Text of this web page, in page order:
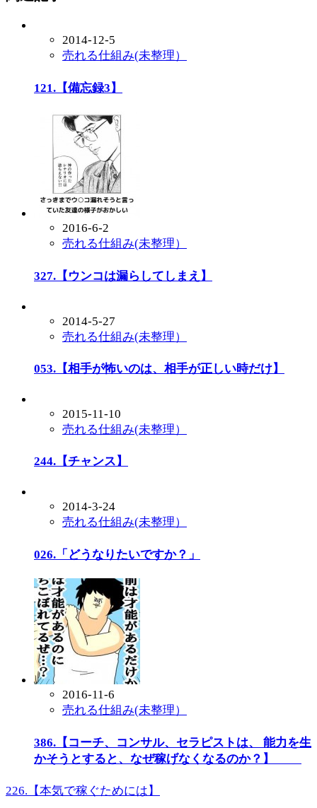
2014-12-5
売れる仕組み(未整理）
121.【備忘録3】
2016-6-2
売れる仕組み(未整理）
327.【ウンコは漏らしてしまえ】
2014-5-27
売れる仕組み(未整理）
053.【相手が怖いのは、相手が正しい時だけ】
2015-11-10
売れる仕組み(未整理）
244.【チャンス】
2014-3-24
売れる仕組み(未整理）
026.「どうなりたいですか？」
2016-11-6
売れる仕組み(未整理）
386.【コーチ、コンサル、セラピストは、 能力を生
かそうとすると、なぜ稼げなくなるのか？】
226.【本気で稼ぐためには】